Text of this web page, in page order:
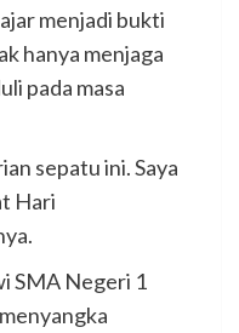
menjadi bukti
hanya menjaga
pada masa
sepatu ini. Saya
Hari
SMA Negeri 1